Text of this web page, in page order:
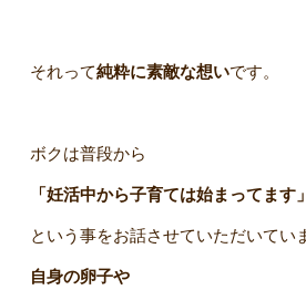
それって純粋に素敵な想いです。
ボクは普段から
「妊活中から子育ては始まってます」
という事をお話させていただいてい
自身の卵子や